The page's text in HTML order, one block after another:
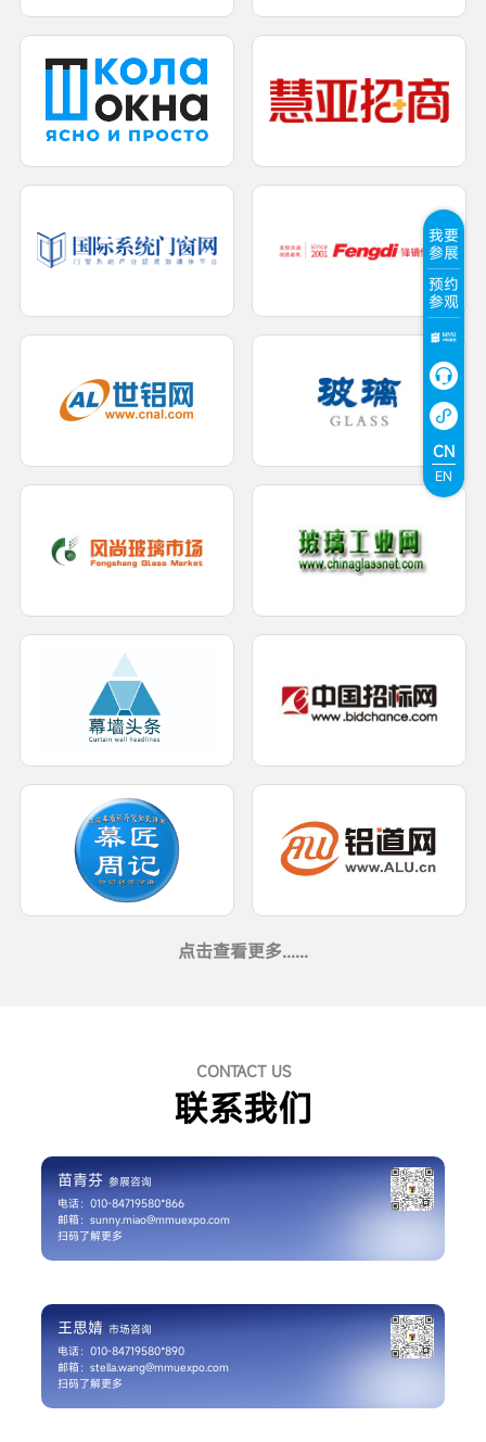
点击查看更多......
CONTACT US
联系我们
苗青芬 参展咨询
电话：010-84719580*866
邮箱：sunny.miao@mmuexpo.com
扫码了解更多
王思婧 市场咨询
电话：010-84719580*890
邮箱：stella.wang@mmuexpo.com
扫码了解更多
我要
参展
预约
参观
CN
EN